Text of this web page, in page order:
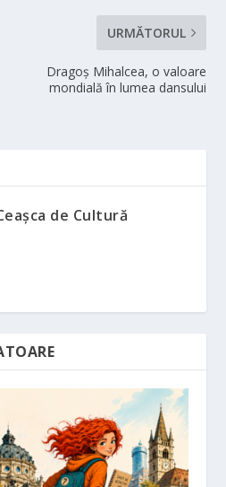
URMĂTORUL
Dragoș Mihalcea, o valoare
mondială în lumea dansului
de Cultură